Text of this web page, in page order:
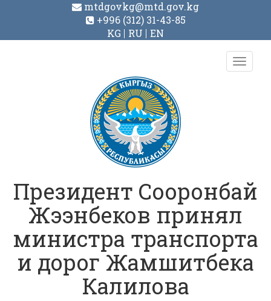
mtdgovkg@mtd.gov.kg
+996 (312) 31-43-85
KG
RU EN
Toggle
Президент Сооронбай
Жээнбеков принял
министра транспорта
и дорог Жамшитбека
Калилова